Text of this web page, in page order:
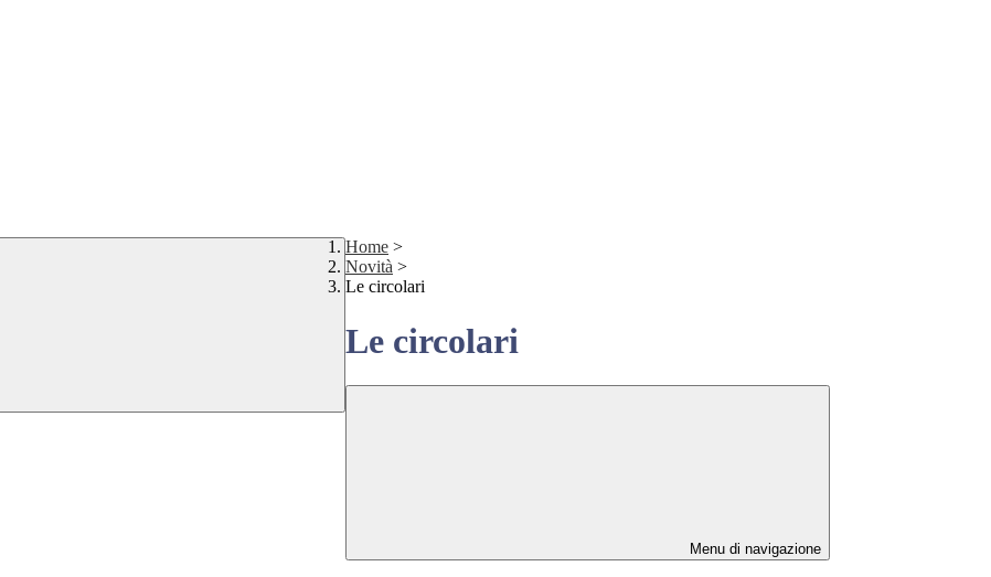
Home >
Novità >
Le circolari
Le circolari
Menu di navigazione